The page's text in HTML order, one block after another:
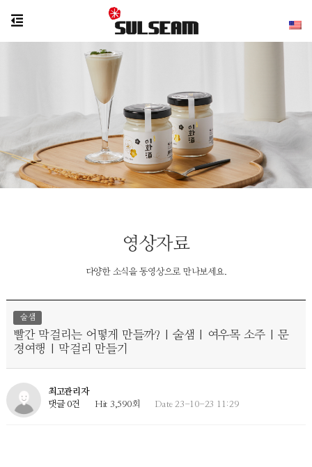
영상자료
다양한 소식을 동영상으로 만나보세요.
술샘
빨간 막걸리는 어떻게 만들까? | 술샘 | 여우목 소주 | 문
경여행 | 막걸리 만들기
최고관리자
댓글 0건
Hit 3,590회 Date 23-10-23 11:29